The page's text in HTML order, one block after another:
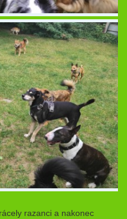
razanci a nakonec